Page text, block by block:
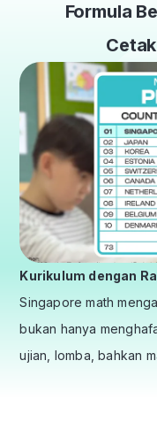
Formula
Kurikulum dengan
Singapore math
bukan hanya
ujian, lomba, bahkan